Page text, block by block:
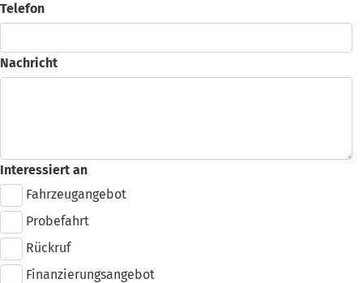
Telefon
Nachricht
Interessiert an
Fahrzeugangebot
Probefahrt
Rückruf
Finanzierungsangebot